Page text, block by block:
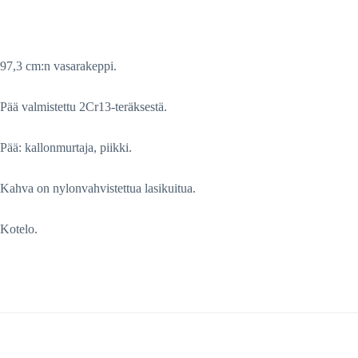
97,3 cm:n vasarakeppi.
Pää valmistettu 2Cr13-teräksestä.
Pää: kallonmurtaja, piikki.
Kahva on nylonvahvistettua lasikuitua.
Kotelo.